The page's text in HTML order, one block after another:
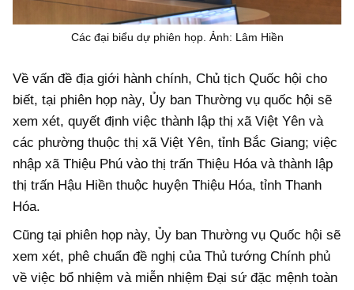
Các đại biểu dự phiên họp. Ảnh: Lâm Hiền
Về vấn đề địa giới hành chính, Chủ tịch Quốc hội cho
biết, tại phiên họp này, Ủy ban Thường vụ quốc hội sẽ
xem xét, quyết định việc thành lập thị xã Việt Yên và
các phường thuộc thị xã Việt Yên, tỉnh Bắc Giang; việc
nhập xã Thiệu Phú vào thị trấn Thiệu Hóa và thành lập
thị trấn Hậu Hiền thuộc huyện Thiệu Hóa, tỉnh Thanh
Hóa.
Cũng tại phiên họp này, Ủy ban Thường vụ Quốc hội sẽ
xem xét, phê chuẩn đề nghị của Thủ tướng Chính phủ
về việc bổ nhiệm và miễn nhiệm Đại sứ đặc mệnh toàn